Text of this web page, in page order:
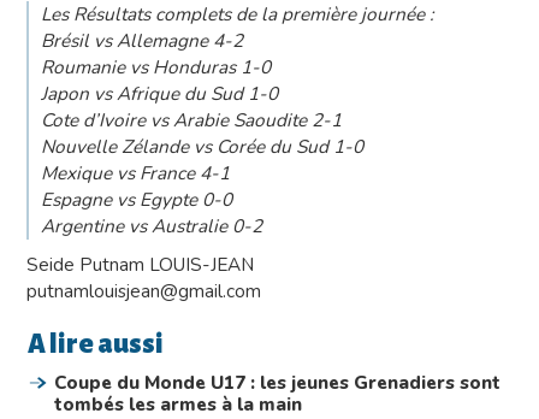
Les Résultats complets de la première journée :
Brésil vs Allemagne 4-2
Roumanie vs Honduras 1-0
Japon vs Afrique du Sud 1-0
Cote d’Ivoire vs Arabie Saoudite 2-1
Nouvelle Zélande vs Corée du Sud 1-0
Mexique vs France 4-1
Espagne vs Egypte 0-0
Argentine vs Australie 0-2
Seide Putnam LOUIS-JEAN
putnamlouisjean@gmail.com
A lire aussi
Coupe du Monde U17 : les jeunes Grenadiers sont
tombés les armes à la main